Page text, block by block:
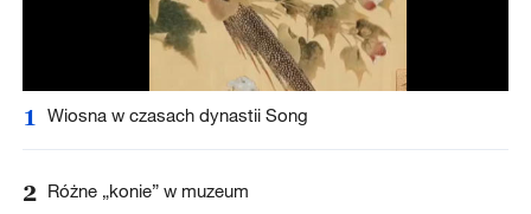
1 Wiosna w czasach dynastii Song
2 Różne „konie” w muzeum